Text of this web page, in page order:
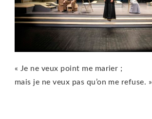
« Je ne veux point me marier ;
mais je ne veux pas qu’on me refuse. »